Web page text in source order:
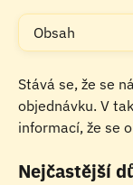
Obsah
Stává se, že se
objednávku. V
informací, že se
Nejčastější